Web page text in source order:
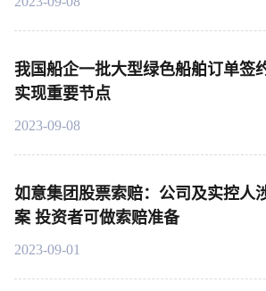
我国船企一批大型绿色船舶订单签
实现重要节点
2023-09-08
如意集团股票索赔：公司及实控人
案 投资者可做索赔准备
2023-09-01